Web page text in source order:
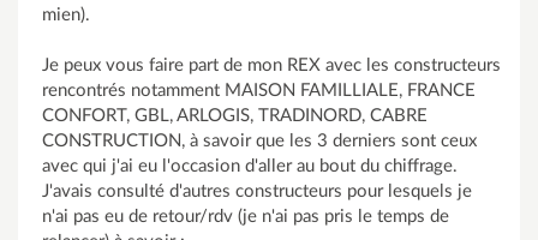
mien).
Je peux vous faire part de mon REX avec les constructeurs
rencontrés notamment MAISON FAMILLIALE, FRANCE
CONFORT, GBL, ARLOGIS, TRADINORD, CABRE
CONSTRUCTION, à savoir que les 3 derniers sont ceux
avec qui j'ai eu l'occasion d'aller au bout du chiffrage.
J'avais consulté d'autres constructeurs pour lesquels je
n'ai pas eu de retour/rdv (je n'ai pas pris le temps de